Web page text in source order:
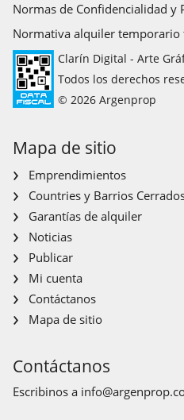
Normas de Confidencialidad y
Normativa alquiler temporario
Clarín Digital - Arte
Todos los derechos
© 2026 Argenprop
Mapa de sitio
Emprendimientos
Countries y Barrios
Garantías de alquiler
Noticias
Publicar
Mi cuenta
Contáctanos
Mapa de sitio
Contáctanos
Escribinos a